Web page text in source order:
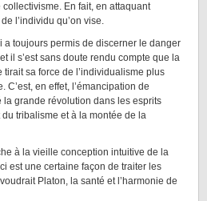
En fait, en attaquant
l’individu qu’on vise.
a toujours permis de discerner le danger
il s’est sans doute rendu compte que la
sa force de l’individualisme plus
C’est, en effet, l’émancipation de
la grande révolution dans les esprits
tribalisme et à la montée de la
à la vieille conception intuitive de la
est une certaine façon de traiter les
Platon, la santé et l’harmonie de